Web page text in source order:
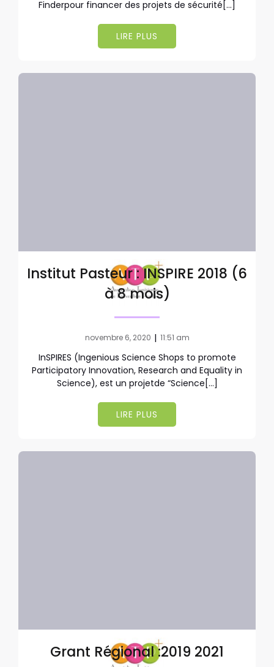
Finderpour financer des projets de sécurité[…]
LIRE PLUS
Institut Pasteur : INSPIRE 2018 (6
à 8 mois)
novembre 6, 2020 | 11:51 am
InSPIRES (Ingenious Science Shops to promote
Participatory Innovation, Research and Equality in
Science), est un projetde “Science[…]
LIRE PLUS
Grant Régional :2019 2021